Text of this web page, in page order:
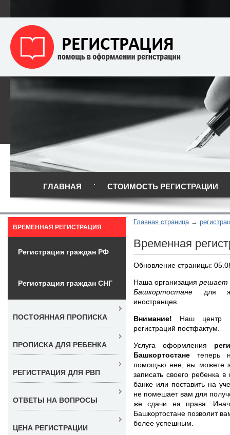
ГЛАВНАЯ СТОИМОСТЬ РЕГИСТРАЦИИ
Главная страница
Временная
Обновление страницы:
Наша организациярешает
Башкортостане для
иностранцев.
Внимание! Наш центр
регистраций постфактум.
Услуга оформления
Башкортостане теперь
помощью нее, вы можете
записать своего ребенка
банке или поставить на
не помешает вам для
же сдачи на права.
Башкортостане позволит
более успешным.
ВРЕМЕННАЯ РЕГИСТРАЦИЯ
Регистрация граждан РФ
Регистрация граждан СНГ
ПОСТОЯННАЯ ПРОПИСКА
ПРОПИСКА ДЛЯ РЕБЕНКА
РЕГИСТРАЦИЯ ДЛЯ РВП
ОТВЕТЫ НА ВОПРОСЫ
ЦЕНА РЕГИСТРАЦИИ